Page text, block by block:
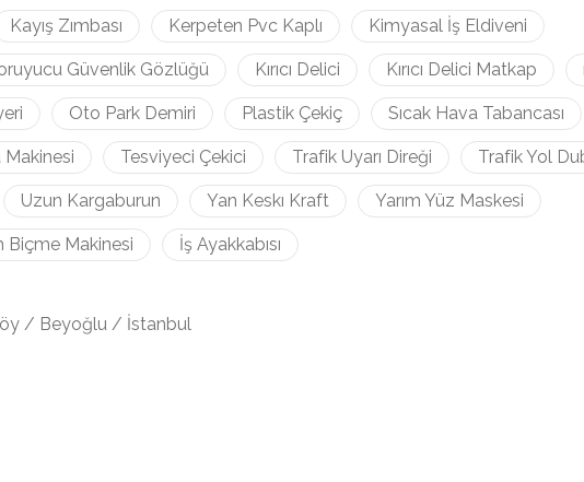
Kayış Zımbası Kerpeten Pvc Kaplı Kimyasal İş Eldiveni
Güvenlik Gözlüğü Kırıcı Delici Kırıcı Delici Matkap
Oto Park Demiri Plastik Çekiç Sıcak Hava Tabancası
Tesviyeci Çekici Trafik Uyarı Direği Trafik Yol
Uzun Kargaburun Yan Keskı Kraft Yarım Yüz Maskesi
Biçme Makinesi İş Ayakkabısı
/ Beyoğlu / İstanbul